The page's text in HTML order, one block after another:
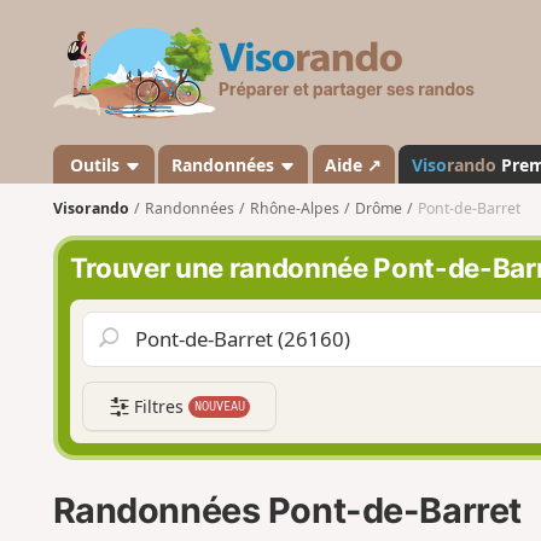
s
a
n
d
o
Outils Randonnées Aide ↗ Visorando
Visorando Randonnées Rhône-Alpes Drôme Pont-de-Barret
Trouver une randonnée Pont-de-
Filtres NOUVEAU
Randonnées Pont-de-Barret